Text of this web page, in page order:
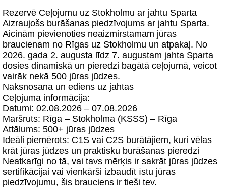
Rezervē Ceļojumu uz Stokholmu ar jahtu Sparta
Aizraujošs burāšanas piedzīvojums ar jahtu Sparta.
Aicinām pievienoties neaizmirstamam jūras
braucienam no Rīgas uz Stokholmu un atpakaļ. No
2026. gada 2. augusta līdz 7. augustam jahta Sparta
dosies dinamiskā un pieredzi bagātā ceļojumā, veicot
vairāk nekā 500 jūras jūdzes.
Naksnosana un ediens uz jahtas
Ceļojuma informācija:
Datumi: 02.08.2026 – 07.08.2026
Maršruts: Rīga – Stokholma (KSSS) – Rīga
Attālums: 500+ jūras jūdzes
Ideāli piemērots: C1S vai C2S burātājiem, kuri vēlas
krāt jūras jūdzes un praktisku burāšanas pieredzi
Neatkarīgi no tā, vai tavs mērķis ir sakrāt jūras jūdzes
sertifikācijai vai vienkārši izbaudīt īstu jūras
piedzīvojumu, šis brauciens ir tieši tev.